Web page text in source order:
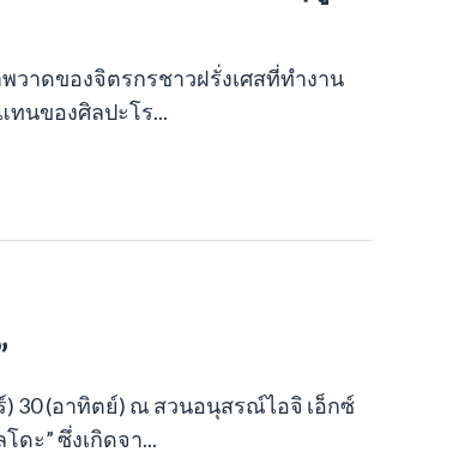
วาดของจิตรกรชาวฝรั่งเศสที่ทำงาน
ทนของศิลปะโร...
) 30 (อาทิตย์) ณ สวนอนุสรณ์ไอจิ เอ็กซ์
ดะ” ซึ่งเกิดจา...